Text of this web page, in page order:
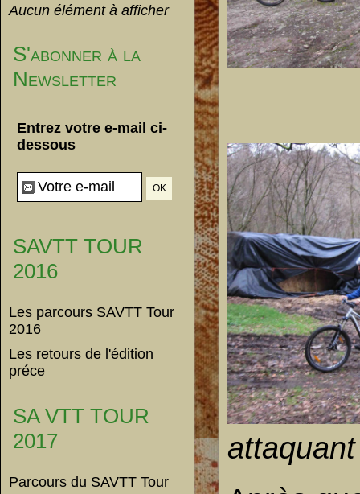
Aucun élément à afficher
S'abonner à la
Newsletter
Entrez votre e-mail ci-
dessous
SAVTT TOUR
2016
Les parcours SAVTT Tour
2016
Les retours de l'édition
préce
SA VTT TOUR
2017
Parcours du SAVTT Tour